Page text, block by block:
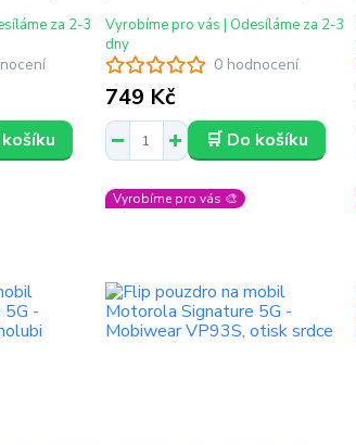
za 2-3
0 hodnocení
749 Kč
Vyrobíme pro vás | Odesíláme za 2-3
dny
🛒 Do košíku
Vyrobíme pro vás 🎨